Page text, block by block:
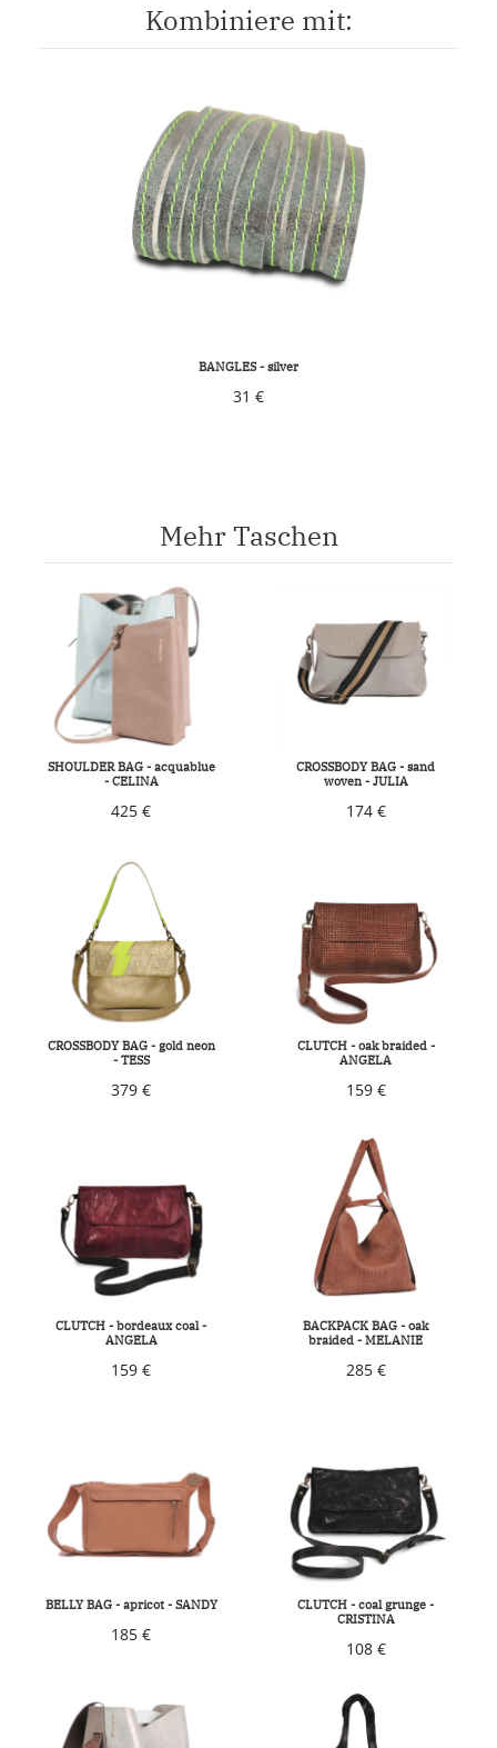
Kombiniere mit:
BRACELET LAMELLA - bluesilver
Mehr Taschen
SHOULDER BAG - acquablue
- CELINA
425 €
CROSSBODY BAG - sand
woven - JULIA
174 €
CROSSBODY BAG - gold neon
- TESS
379 €
CLUTCH - oak braided -
ANGELA
159 €
CLUTCH - bordeaux coal -
ANGELA
159 €
BACKPACK BAG - oak
braided - MELANIE
285 €
BELLY BAG - apricot - SANDY
185 €
CLUTCH - coal grunge -
CRISTINA
108 €